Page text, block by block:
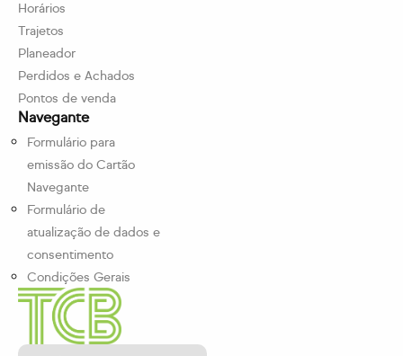
Horários
Trajetos
Planeador
Perdidos e Achados
Pontos de venda
Navegante
Formulário para
emissão do Cartão
Navegante
Formulário de
atualização de dados e
consentimento
Condições Gerais